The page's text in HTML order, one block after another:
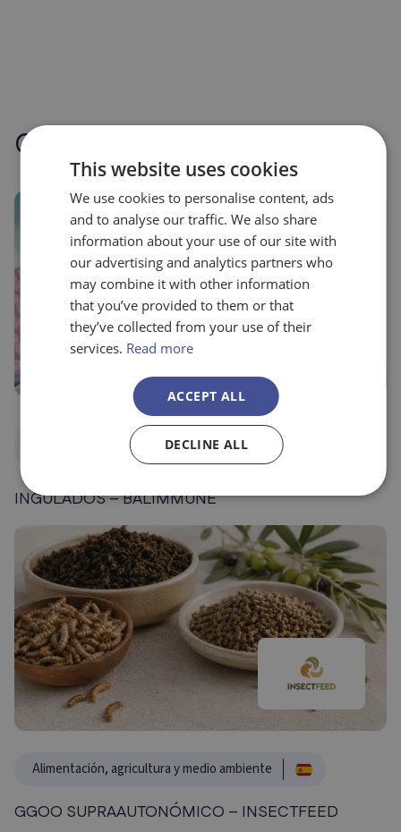
Otros casos de éxito
Alimentación, agricultura y medio
INGULADOS – BALIMMUNE
Alimentación, agricultura y medio ambiente
GGOO SUPRAAUTONÓMICO – INSECTFEED
This website uses cookies
We use cookies to personalise content, ads
and to analyse our traffic. We also share
information about your use of our site with
our advertising and analytics partners who
may combine it with other information
that you’ve provided to them or that
they’ve collected from your use of their
services. Read more
ACCEPT ALL
DECLINE ALL